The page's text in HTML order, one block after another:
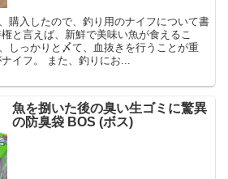
購入したので、釣り用のナイフについて書
と言えば、新鮮で美味い魚が食えるこ
しっかりと〆て、血抜きを行うことが重
イフ。 また、釣りにお...
魚を捌いた後の臭い生ゴミに驚異
の防臭袋 BOS (ボス)